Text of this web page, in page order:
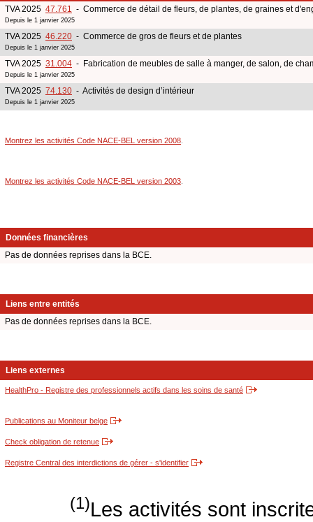
TVA 2025 47.761 - Commerce de détail de fleurs, de plantes, de graines et
Depuis le 1 janvier 2025
TVA 2025 46.220 - Commerce de gros de fleurs et de plantes
Depuis le 1 janvier 2025
TVA 2025 31.004 - Fabrication de meubles de salle à manger, de salon, de
Depuis le 1 janvier 2025
TVA 2025 74.130 - Activités de design d’intérieur
Depuis le 1 janvier 2025
Montrez les activités Code NACE-BEL version 2008
Montrez les activités Code NACE-BEL version 2003
Données financières
Pas de données reprises dans la BCE.
Liens entre entités
Pas de données reprises dans la BCE.
Liens externes
HealthPro - Registre des professionnels actifs dans les soins de santé
Publications au Moniteur belge
Check obligation de retenue
Registre Central des interdictions de gérer - s'identifier
(1)Les activités sont